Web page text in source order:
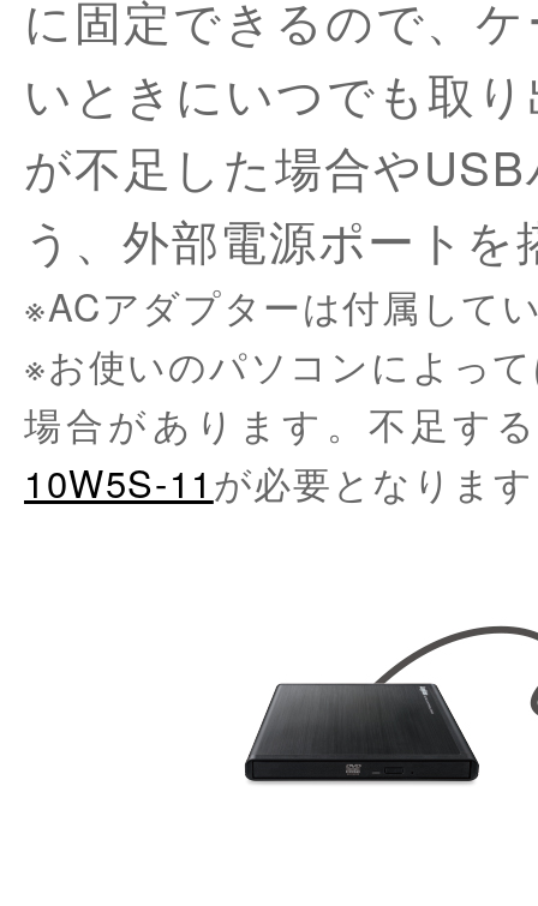
に固定できるので、
いときにいつでも取
が不足した場合や
う、外部電源ポート
※ACアダプターは付属して
※お使いのパソコンによっ
場合があります。不足す
10W5S-11 が必要となりま